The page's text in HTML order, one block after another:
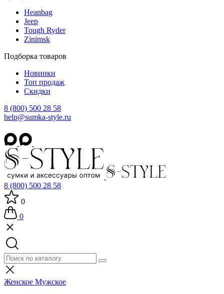
Heanbag
Jeep
Tough Ryder
Zinimsk
Подборка товаров
Новинки
Топ продаж
Скидки
8 (800) 500 28 58
help@sumka-style.ru
8 (800) 500 28 58
0
0
Женское Мужское